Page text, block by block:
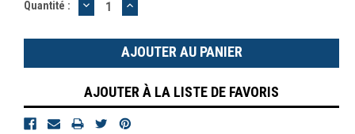
Quantité : DIMINUER
LA
:
AUGMENTER
LA
:
AJOUTER À LA LISTE DE FAVORIS